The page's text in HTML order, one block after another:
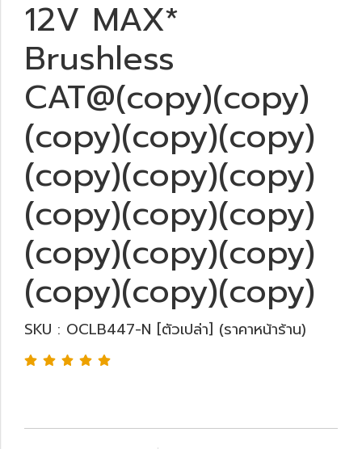
12V MAX*
Brushless
CAT@(copy)(copy)
(copy)(copy)(copy)
(copy)(copy)(copy)
(copy)(copy)(copy)
(copy)(copy)(copy)
(copy)(copy)(copy)
SKU : OCLB447-N [ตัวเปล่า] (ราคาหน้าร้าน)